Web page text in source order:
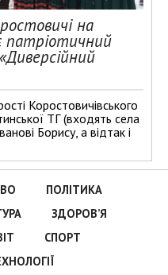
на
Коростовичівського
ТГ (входять села
Борису, а відтак і
ПОЛІТИКА
ЗДОРОВ’Я
СПОРТ